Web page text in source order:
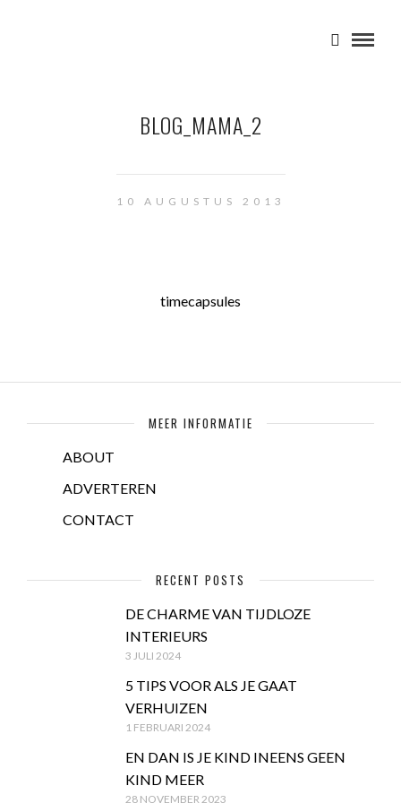
BLOG_MAMA_2
10 AUGUSTUS 2013
timecapsules
MEER INFORMATIE
ABOUT
ADVERTEREN
CONTACT
RECENT POSTS
DE CHARME VAN TIJDLOZE
INTERIEURS
3 JULI 2024
5 TIPS VOOR ALS JE GAAT
VERHUIZEN
1 FEBRUARI 2024
EN DAN IS JE KIND INEENS GEEN
KIND MEER
28 NOVEMBER 2023